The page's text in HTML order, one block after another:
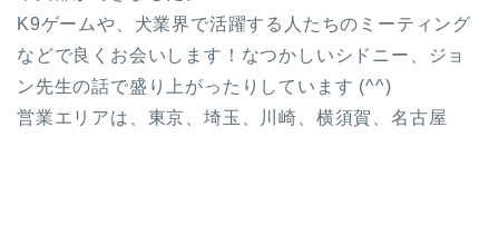
K9ゲームや、犬業界で活躍する人たちのミーティング
などで良くお会いします！なつかしいシドニー、ジョ
ン先生の話で盛り上がったりしています (^^)
営業エリアは、東京、埼玉、川崎、横須賀、名古屋